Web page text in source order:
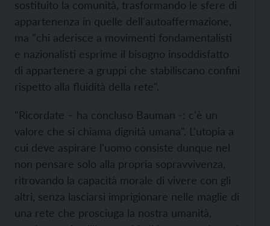
sostituito la comunità, trasformando le sfere di
appartenenza in quelle dell'autoaffermazione,
ma "chi aderisce a movimenti fondamentalisti
e nazionalisti esprime il bisogno insoddisfatto
di appartenere a gruppi che stabiliscano confini
rispetto alla fluidità della rete".
"Ricordate – ha concluso Bauman -: c'è un
valore che si chiama dignità umana". L'utopia a
cui deve aspirare l'uomo consiste dunque nel
non pensare solo alla propria sopravvivenza,
ritrovando la capacità morale di vivere con gli
altri, senza lasciarsi imprigionare nelle maglie di
una rete che prosciuga la nostra umanità,